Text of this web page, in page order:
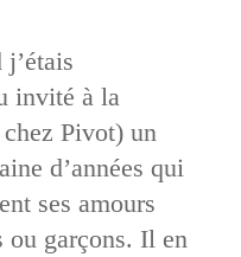
invité à la
Pivot) un
d’années qui
ses amours
ou garçons. Il en